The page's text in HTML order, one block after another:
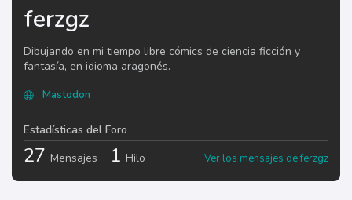
ferzgz
Dibujando en mi tiempo libre cómics de ciencia ficción y
fantasía, en idioma aragonés.
Mastodon
Estadísticas del Foro
27 Mensajes 1 Hilo Ver los mensajes de ferzgz